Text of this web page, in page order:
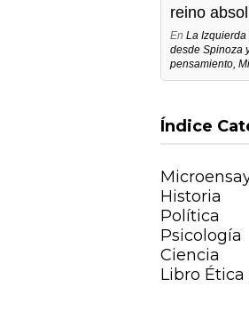
reino
En La Izquierda
desde Spinoza
pensamiento,
Índice
Historia
Política
Psicología
Ciencia
Libro